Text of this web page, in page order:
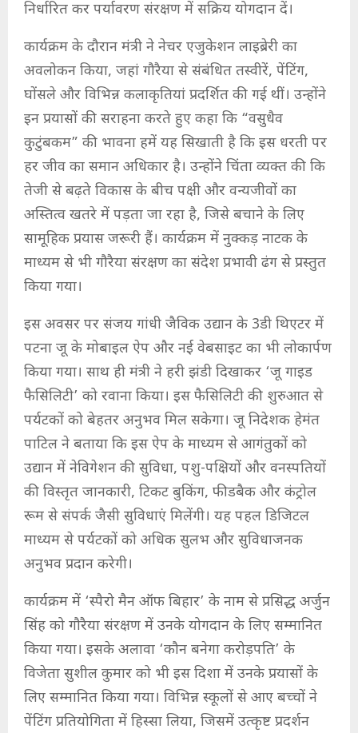
निर्धारित कर पर्यावरण संरक्षण में सक्रिय योगदान दें।
कार्यक्रम के दौरान मंत्री ने नेचर एजुकेशन लाइब्रेरी का
अवलोकन किया, जहां गौरैया से संबंधित तस्वीरें, पेंटिंग,
घोंसले और विभिन्न कलाकृतियां प्रदर्शित की गई थीं। उन्होंने
इन प्रयासों की सराहना करते हुए कहा कि “वसुधैव
कुटुंबकम” की भावना हमें यह सिखाती है कि इस धरती पर
हर जीव का समान अधिकार है। उन्होंने चिंता व्यक्त की कि
तेजी से बढ़ते विकास के बीच पक्षी और वन्यजीवों का
अस्तित्व खतरे में पड़ता जा रहा है, जिसे बचाने के लिए
सामूहिक प्रयास जरूरी हैं। कार्यक्रम में नुक्कड़ नाटक के
माध्यम से भी गौरैया संरक्षण का संदेश प्रभावी ढंग से प्रस्तुत
किया गया।
इस अवसर पर संजय गांधी जैविक उद्यान के 3डी थिएटर में
पटना जू के मोबाइल ऐप और नई वेबसाइट का भी लोकार्पण
किया गया। साथ ही मंत्री ने हरी झंडी दिखाकर ‘जू गाइड
फैसिलिटी’ को रवाना किया। इस फैसिलिटी की शुरुआत से
पर्यटकों को बेहतर अनुभव मिल सकेगा। जू निदेशक हेमंत
पाटिल ने बताया कि इस ऐप के माध्यम से आगंतुकों को
उद्यान में नेविगेशन की सुविधा, पशु-पक्षियों और वनस्पतियों
की विस्तृत जानकारी, टिकट बुकिंग, फीडबैक और कंट्रोल
रूम से संपर्क जैसी सुविधाएं मिलेंगी। यह पहल डिजिटल
माध्यम से पर्यटकों को अधिक सुलभ और सुविधाजनक
अनुभव प्रदान करेगी।
कार्यक्रम में ‘स्पैरो मैन ऑफ बिहार’ के नाम से प्रसिद्ध अर्जुन
सिंह को गौरैया संरक्षण में उनके योगदान के लिए सम्मानित
किया गया। इसके अलावा ‘कौन बनेगा करोड़पति’ के
विजेता सुशील कुमार को भी इस दिशा में उनके प्रयासों के
लिए सम्मानित किया गया। विभिन्न स्कूलों से आए बच्चों ने
पेंटिंग प्रतियोगिता में हिस्सा लिया, जिसमें उत्कृष्ट प्रदर्शन